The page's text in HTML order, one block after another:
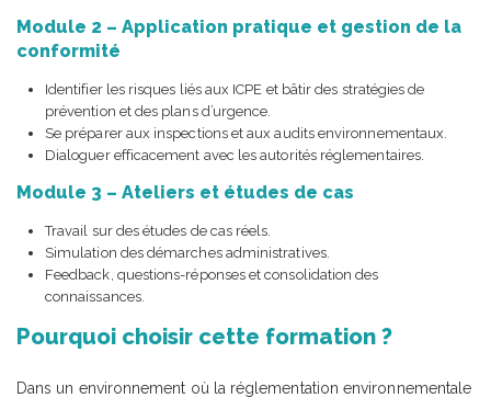
Module 2 – Application pratique et gestion de la
conformité
Identifier les risques liés aux ICPE et bâtir des stratégies de
prévention et des plans d’urgence.
Se préparer aux inspections et aux audits environnementaux.
Dialoguer efficacement avec les autorités réglementaires.
Module 3 – Ateliers et études de cas
Travail sur des études de cas réels.
Simulation des démarches administratives.
Feedback, questions-réponses et consolidation des
connaissances.
Pourquoi choisir cette formation ?
Dans un environnement où la réglementation environnementale